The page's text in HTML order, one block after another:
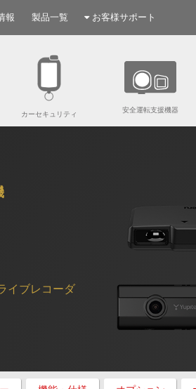
報 製品一覧 お客様サポート
カーセキュリティ
安全運転支援機器
イブレコーダ